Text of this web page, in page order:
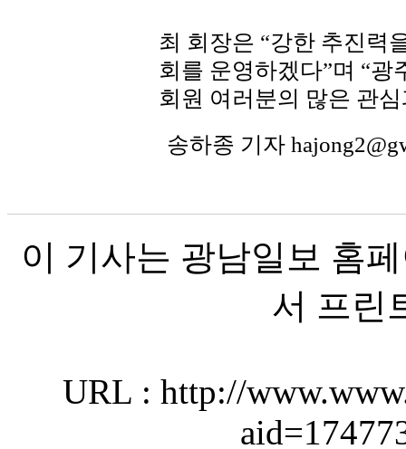
최 회장은 “강한 추진력
회를 운영하겠다”며 “
회원 여러분의 많은 관
송하종 기자
이 기사는 광남일보 홈
서 프린
URL : http://